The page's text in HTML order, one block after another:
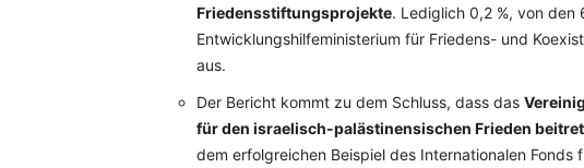
Friedensstiftungsprojekte. Lediglich 0,2 %, von
Entwicklungshilfeministerium für Friedens- und
aus.
Der Bericht kommt zu dem Schluss, dass das
für den israelisch-palästinensischen Frieden
dem erfolgreichen Beispiel des Internationalen Fonds